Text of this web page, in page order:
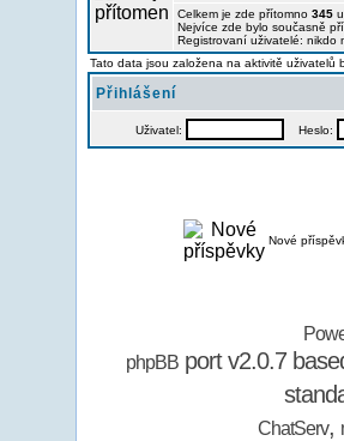
Celkem je zde přítomno 345
Nejvíce zde bylo současně
Registrovaní uživatelé: nikdo
Tato data jsou založena na aktivitě uživatelů
Přihlášení
Uživatel: Heslo:
Nové
phpBBport v2.0.7
ChatServ,